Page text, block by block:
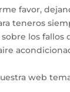
favor,
teneros
los fallos
web